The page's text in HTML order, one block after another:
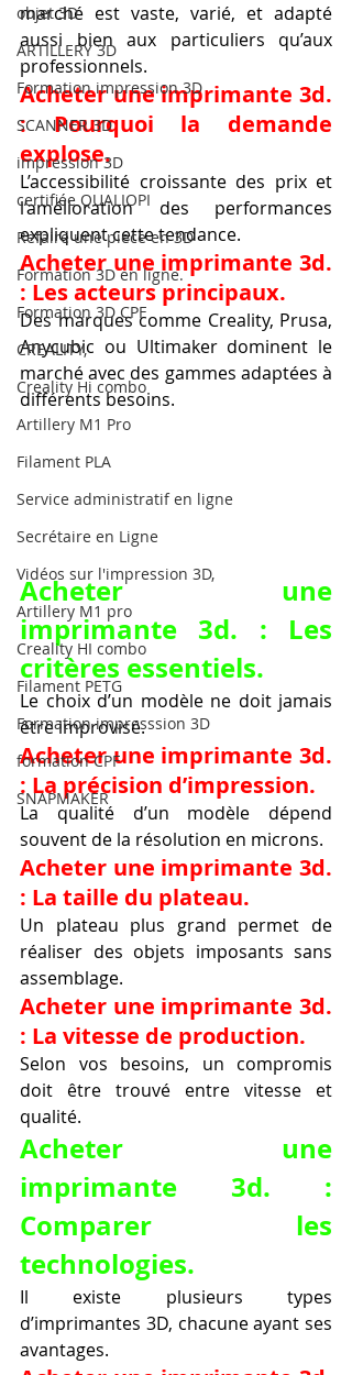
objet 3D
ARTILLERY 3D
Formation impression 3D
SCANNER 3D
impression 3D
certifiée QUALIOPI
Refaire une piece en 3D
Formation 3D en ligne.
Formation 3D CPF
CREALITY,
Creality Hi combo
Artillery M1 Pro
Filament PLA
Service administratif en ligne
Secrétaire en Ligne
Vidéos sur l'impression 3D,
Artillery M1 pro
Creality HI combo
Filament PETG
Formation impresssion 3D
formation CPF
SNAPMAKER
marché est vaste, varié, et adapté
aussi bien aux particuliers qu’aux
professionnels.
Acheter une imprimante 3d.
: Pourquoi la demande
explose.
L’accessibilité croissante des prix et
l’amélioration des performances
expliquent cette tendance.
Acheter une imprimante 3d.
: Les acteurs principaux.
Des marques comme Creality, Prusa,
Anycubic ou Ultimaker dominent le
marché avec des gammes adaptées à
différents besoins.
Acheter une
imprimante 3d. : Les
critères essentiels.
Le choix d’un modèle ne doit jamais
être improvisé.
Acheter une imprimante 3d.
: La précision d’impression.
La qualité d’un modèle dépend
souvent de la résolution en microns.
Acheter une imprimante 3d.
: La taille du plateau.
Un plateau plus grand permet de
réaliser des objets imposants sans
assemblage.
Acheter une imprimante 3d.
: La vitesse de production.
Selon vos besoins, un compromis
doit être trouvé entre vitesse et
qualité.
Acheter une
imprimante 3d. :
Comparer les
technologies.
Il existe plusieurs types
d’imprimantes 3D, chacune ayant ses
avantages.